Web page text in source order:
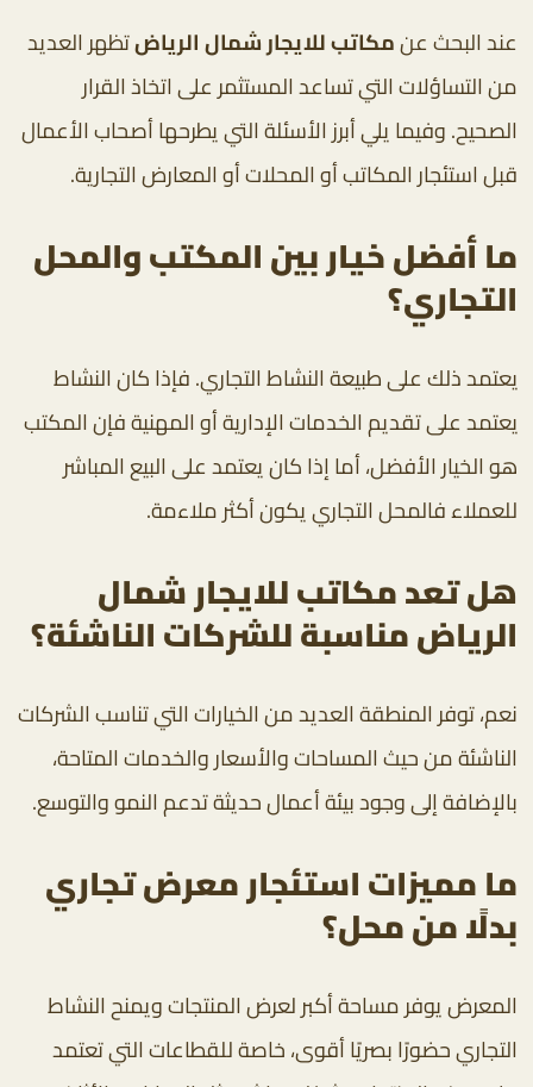
عند البحث عنمكاتب للايجار شمال الرياضتظهر العديد
من التساؤلات التي تساعد المستثمر على اتخاذ القرار
الصحيح. وفيما يلي أبرز الأسئلة التي يطرحها أصحاب الأعمال
قبل استئجار المكاتب أو المحلات أو المعارض التجارية.
ما أفضل خيار بين المكتب والمحل
التجاري؟
يعتمد ذلك على طبيعة النشاط التجاري. فإذا كان النشاط
يعتمد على تقديم الخدمات الإدارية أو المهنية فإن المكتب
هو الخيار الأفضل، أما إذا كان يعتمد على البيع المباشر
للعملاء فالمحل التجاري يكون أكثر ملاءمة.
هل تعد مكاتب للايجار شمال
الرياض مناسبة للشركات الناشئة؟
نعم، توفر المنطقة العديد من الخيارات التي تناسب الشركات
الناشئة من حيث المساحات والأسعار والخدمات المتاحة،
بالإضافة إلى وجود بيئة أعمال حديثة تدعم النمو والتوسع.
ما مميزات استئجار معرض تجاري
بدلًا من محل؟
المعرض يوفر مساحة أكبر لعرض المنتجات ويمنح النشاط
التجاري حضورًا بصريًا أقوى، خاصة للقطاعات التي تعتمد